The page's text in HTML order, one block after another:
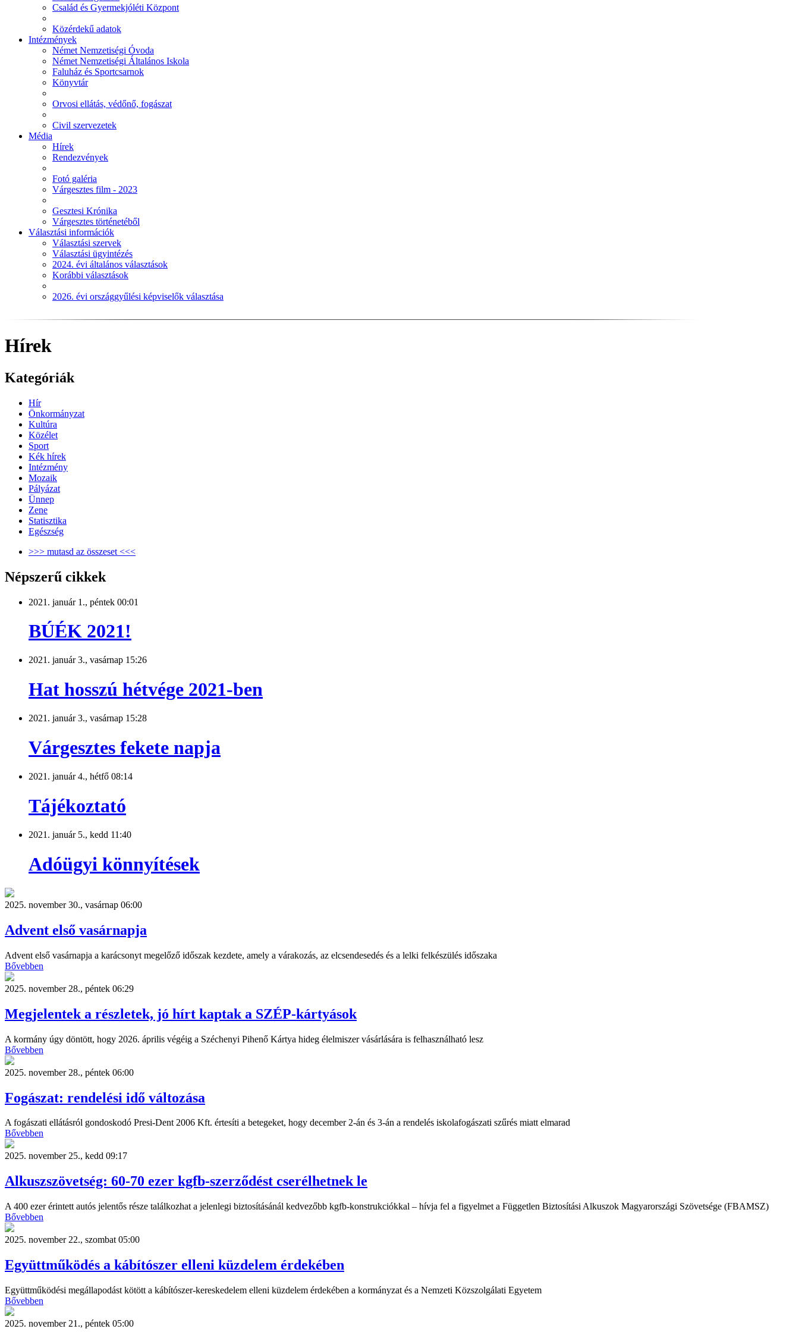
Család és Gyermekjóléti Központ
Közérdekű adatok
Intézmények
Német Nemzetiségi Óvoda
Német Nemzetiségi Általános Iskola
Faluház és Sportcsarnok
Könyvtár
Orvosi ellátás, védőnő, fogászat
Civil szervezetek
Média
Hírek
Rendezvények
Fotó galéria
Várgesztes film - 2023
Gesztesi Krónika
Várgesztes történetéből
Választási információk
Választási szervek
Választási ügyintézés
2024. évi általános választások
Korábbi választások
2026. évi országgyűlési képviselők választása
Hírek
Kategóriák
Hír
Önkormányzat
Kultúra
Közélet
Sport
Kék hírek
Intézmény
Mozaik
Pályázat
Ünnep
Zene
Statisztika
Egészség
>>> mutasd az összeset <<<
Népszerű cikkek
2021. január 1., péntek 00:01
BÚÉK 2021!
2021. január 3., vasárnap 15:26
Hat hosszú hétvége 2021-ben
2021. január 3., vasárnap 15:28
Várgesztes fekete napja
2021. január 4., hétfő 08:14
Tájékoztató
2021. január 5., kedd 11:40
Adóügyi könnyítések
2025. november 30., vasárnap 06:00
Advent első vasárnapja
Advent első vasárnapja a karácsonyt megelőző időszak kezdete, amely a várakozás, az elcsendesedés és a lelki felkészülés időszaka
Bővebben
2025. november 28., péntek 06:29
Megjelentek a részletek, jó hírt kaptak a SZÉP-kártyások
A kormány úgy döntött, hogy 2026. április végéig a Széchenyi Pihenő Kártya hideg élelmiszer vásárlására is felhasználható lesz
Bővebben
2025. november 28., péntek 06:00
Fogászat: rendelési idő változása
A fogászati ellátásról gondoskodó Presi-Dent 2006 Kft. értesíti a betegeket, hogy december 2-án és 3-án a rendelés iskolafogászati szűrés miatt elmarad
Bővebben
2025. november 25., kedd 09:17
Alkuszszövetség: 60-70 ezer kgfb-szerződést cserélhetnek le
A 400 ezer érintett autós jelentős része találkozhat a jelenlegi biztosításánál kedvezőbb kgfb-konstrukciókkal – hívja fel a figyelmet a Független Biztosítási Alkuszok Magyarországi Szövetsége (FBAMSZ)
Bővebben
2025. november 22., szombat 05:00
Együttműködés a kábítószer elleni küzdelem érdekében
Együttműködési megállapodást kötött a kábítószer-kereskedelem elleni küzdelem érdekében a kormányzat és a Nemzeti Közszolgálati Egyetem
Bővebben
2025. november 21., péntek 05:00